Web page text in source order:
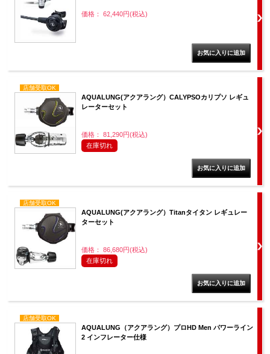
価格： 62,440円(税込)
店舗受取OK
AQUALUNG(アクアラング）CALYPSOカリプソ レギュ
レーターセット
価格： 81,290円(税込)
在庫切れ
店舗受取OK
AQUALUNG(アクアラング）Titanタイタン レギュレー
ターセット
価格： 86,680円(税込)
在庫切れ
店舗受取OK
AQUALUNG（アクアラング）プロHD Men パワーライン
2 インフレーター仕様